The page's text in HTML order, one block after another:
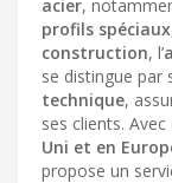
acier,
profils spéciaux
construction, l’
se distingue par
technique,
ses clients.
Uni et en
propose un